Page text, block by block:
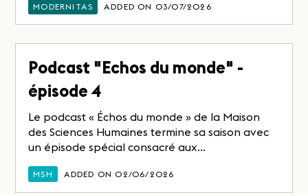
MODERNITAS ADDED ON 03/07/2026
Podcast "Echos du monde" -
épisode 4
Le podcast « Échos du monde » de la Maison
des Sciences Humaines termine sa saison avec
un épisode spécial consacré aux...
MSH ADDED ON 02/06/2026